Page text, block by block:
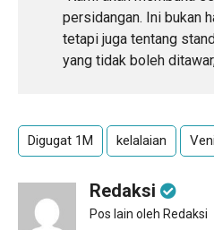
persidangan. Ini bukan
tetapi juga tentang
yang tidak boleh
Digugat 1M kelalaian
Redaksi
Pos lain oleh Redaksi